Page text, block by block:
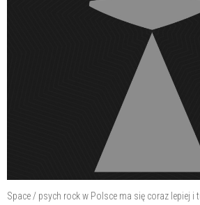
Space / psych rock w Polsce ma się coraz lepiej i